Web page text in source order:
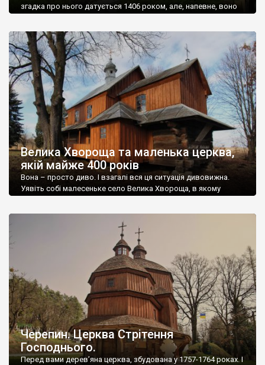
згадка про нього датується 1406 роком, але, напевне, воно
занепало. Нині тут мешкає менше ніж 250 осіб. З цього села
батько, дід та прадід Івана Франка. Можна назвати це село […]
Велика Хвороща та маленька церква,
якій майже 400 років
Вона – просто диво. І взагалі вся ця ситуація дивовижна.
Уявіть собі малесеньке село Велика Хвороща, в якому
села йде грунтова дорога, а від села – земляна дамба до
острівця на болоті. І от на цьому […]
Черепин. Церква Стрітення
Господнього.
Перед вами дерев’яна церква, збудована у 1757-1764 роках. І